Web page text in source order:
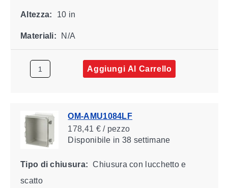
Altezza: 10 in
Materiali: N/A
Aggiungi Al Carrello
OM-AMU1084LF
178,41 € / pezzo
Disponibile in 38 settimane
Tipo di chiusura: Chiusura con lucchetto e
scatto